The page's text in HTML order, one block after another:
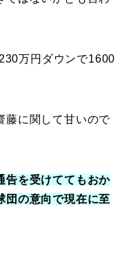
万円ダウンで1600
藤に関して甘いので
告を受けててもおか
団の意向で現在に至